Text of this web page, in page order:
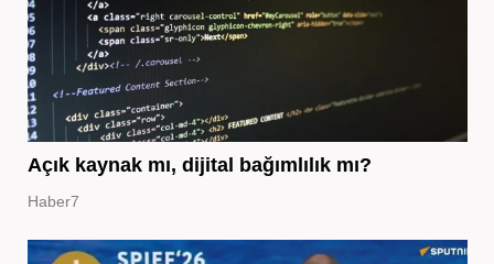
Açık kaynak mı, dijital bağımlılık mı?
Haber7